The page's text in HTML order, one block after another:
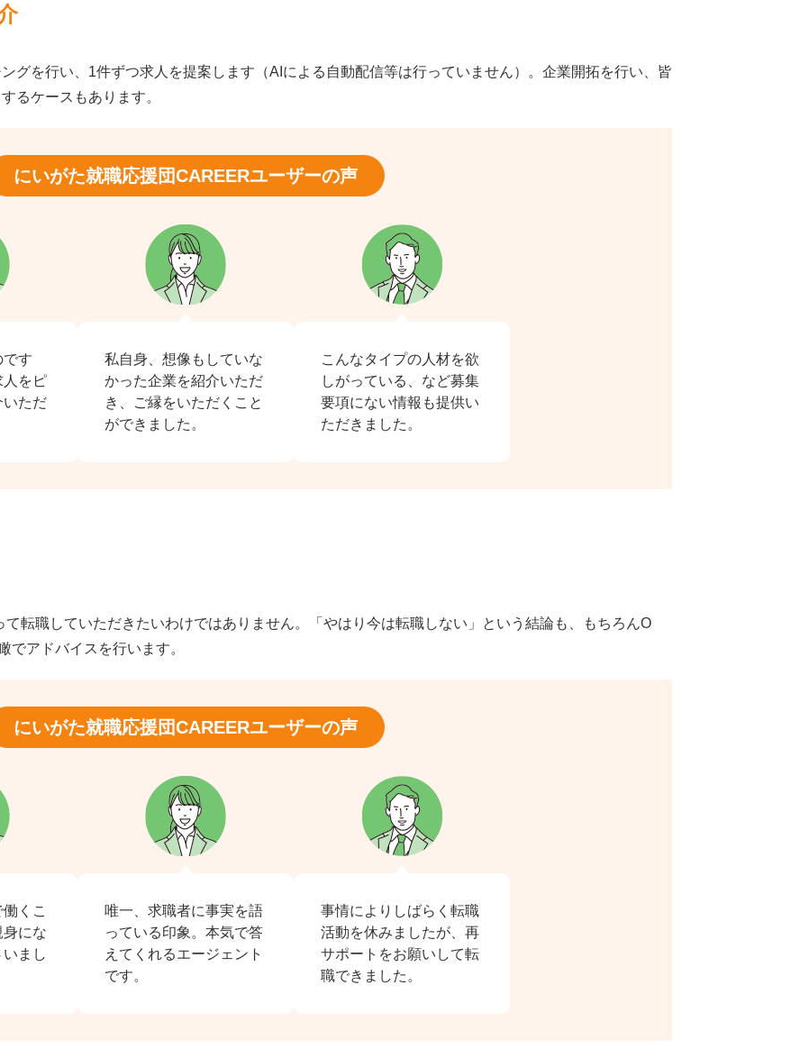
グを行い、1件ずつ求人を提案します（AIによる自動配信等は行っていません）。企業開拓を行い、皆
るケースもあります。
にいがた就職応援団CAREERユーザーの声
です
人をピ
いただ
私自身、想像もしていな
かった企業を紹介いただ
き、ご縁をいただくこと
ができました。
こんなタイプの人材を欲
しがっている、など募集
要項にない情報も提供い
ただきました。
転職していただきたいわけではありません。「やはり今は転職しない」という結論も、もちろんO
でアドバイスを行います。
にいがた就職応援団CAREERユーザーの声
くこ
身にな
まし
唯一、求職者に事実を語
っている印象。本気で答
えてくれるエージェント
です。
事情によりしばらく転職
活動を休みましたが、再
サポートをお願いして転
職できました。